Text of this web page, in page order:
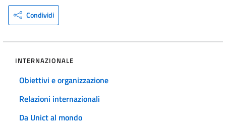
Condividi
INTERNAZIONALE
Obiettivi e organizzazione
Relazioni internazionali
Da Unict al mondo